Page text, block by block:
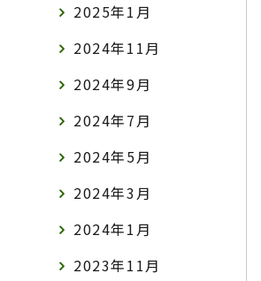
2025年1月
2024年11月
2024年9月
2024年7月
2024年5月
2024年3月
2024年1月
2023年11月